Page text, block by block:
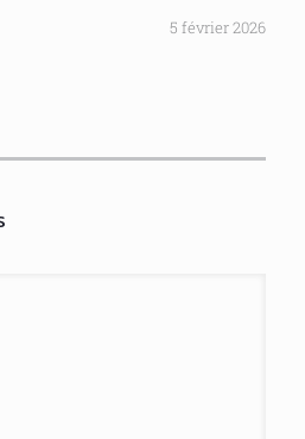
5 février 2026